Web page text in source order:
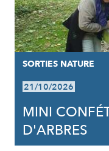
SORTIES NATURE
21/10/2026
MINI
D'ARBRES